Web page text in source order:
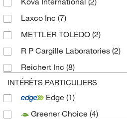
Laxco Inc (7)
METTLER TOLEDO (2)
R P Cargille Laboratories (2)
Reichert Inc (8)
INTÉRÊTS PARTICULIERS
Edge (1)
Greener Choice (4)